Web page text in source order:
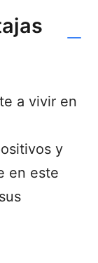
a vivir en
y
en este